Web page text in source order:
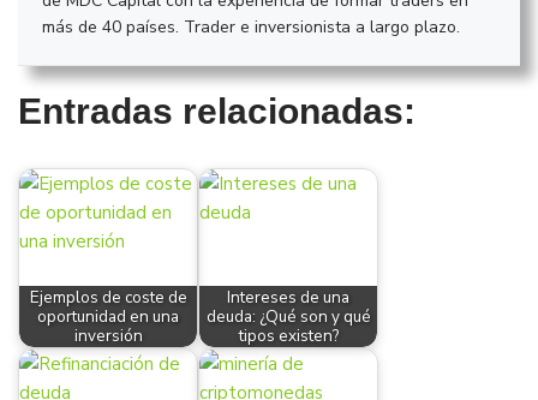
más de 40 países. Trader e inversionista a largo plazo.
Entradas relacionadas:
Ejemplos de coste de
oportunidad en una
inversión
Intereses de una
deuda: ¿Qué son y qué
tipos existen?